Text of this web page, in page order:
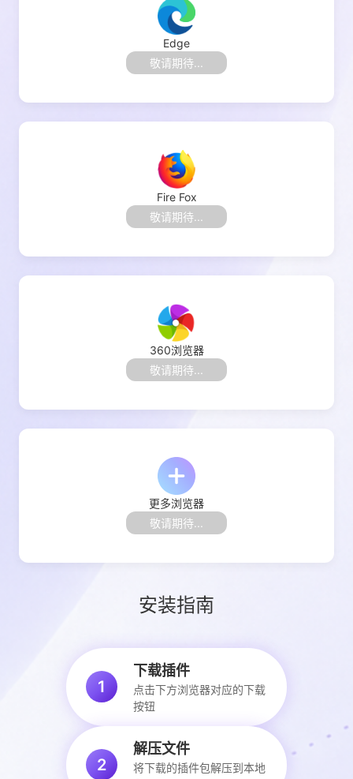
Edge
敬请期待
Fire Fox
敬请期待
360浏览器
敬请期待
更多浏览器
敬请期待
安装指南
1
下载插件
点击下方浏览器对应的下载
按钮
2
解压文件
将下载的插件包解压到本地